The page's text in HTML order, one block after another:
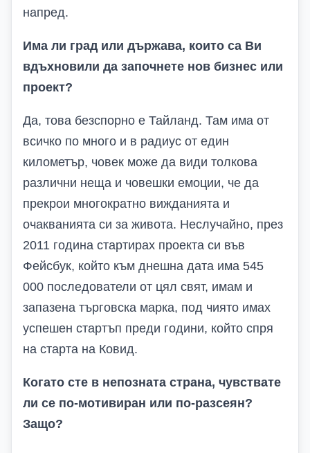
напред.
Има ли град или държава, които са Ви
вдъхновили да започнете нов бизнес или
проект?
Да, това безспорно е Тайланд. Там има от
всичко по много и в радиус от един
километър, човек може да види толкова
различни неща и човешки емоции, че да
прекрои многократно вижданията и
очакванията си за живота. Неслучайно, през
2011 година стартирах проекта си във
Фейсбук, който към днешна дата има 545
000 последователи от цял свят, имам и
запазена търговска марка, под чиято имах
успешен стартъп преди години, който спря
на старта на Ковид.
Когато сте в непозната страна, чувствате
ли се по-мотивиран или по-разсеян?
Защо?